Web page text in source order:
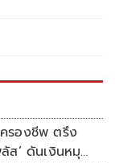
รองชีพ ตรึง
ส’ ดันเงินหมุน